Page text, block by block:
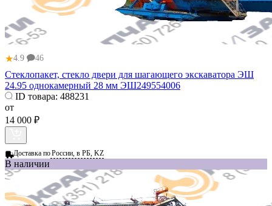
★4.9 46
Стеклопакет, стекло двери для шагающего экскаватора ЭШ
24.95 однокамерный 28 мм ЭШ249554006
ID товара: 488231
от
14 000 ₽
Доставка поРоссии, в РБ, KZ
В наличии